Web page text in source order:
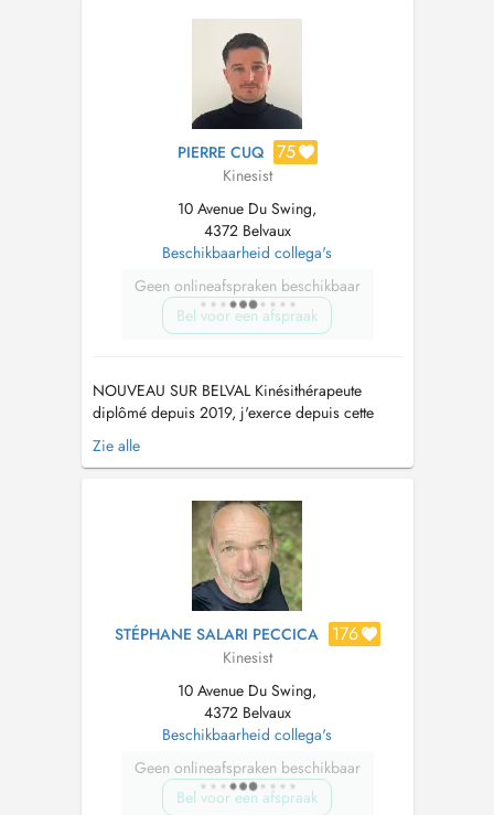
une approche personnalisée, centrée sur le
mouvement, la récupération et le bien-êt...
PIERRE CUQ 75
Kinesist
10 Avenue Du Swing,
4372 Belvaux
Beschikbaarheid collega's
Geen onlineafspraken beschikbaar
Bel voor een afspraak
NOUVEAU SUR BELVAL Kinésithérapeute
diplômé depuis 2019, j'exerce depuis cette
date auprès de patients aux profils variés. Je
suis spécialisé en thérapie manuelle, en
système nerveux périphérique ( sciatique etc...)
J'utilise également les vento...
Zie alle
STÉPHANE SALARI PECCICA 176
Kinesist
10 Avenue Du Swing,
4372 Belvaux
Beschikbaarheid collega's
Geen onlineafspraken beschikbaar
Bel voor een afspraak